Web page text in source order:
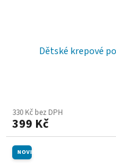
Dětské krepové
330 Kč bez DPH
399 Kč
NOVINKA